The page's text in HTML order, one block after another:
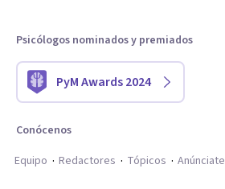
Psicólogos nominados y premiados
PyM Awards 2024
Conócenos
Equipo
Redactores Tópicos Anúnciate